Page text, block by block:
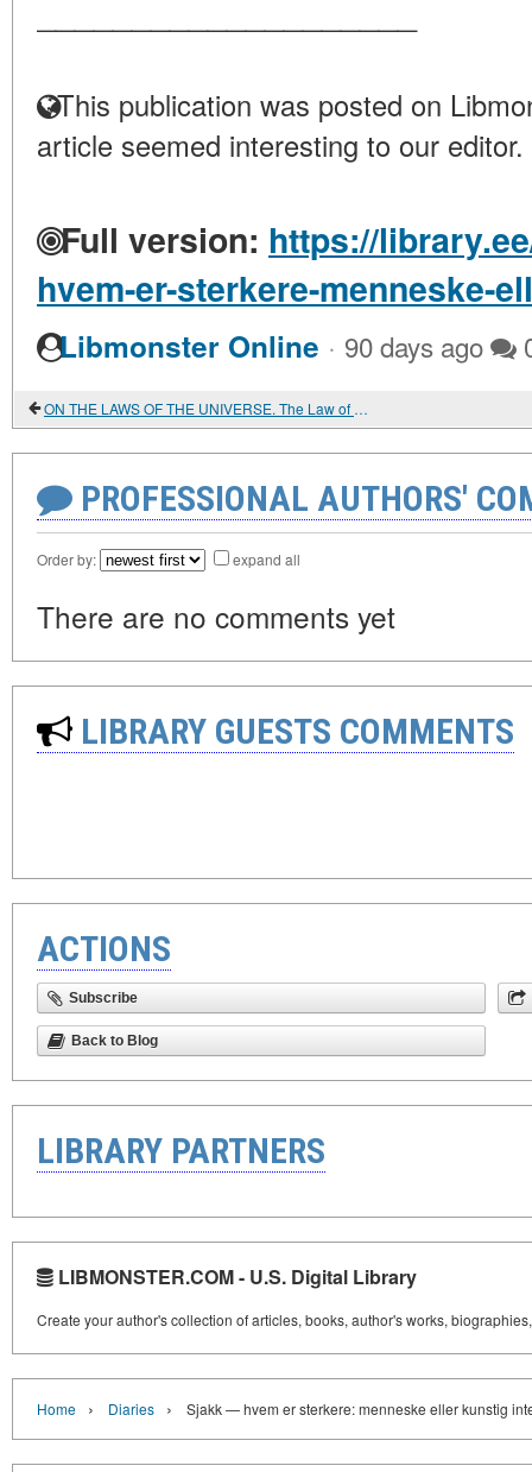
This publication was posted on
article seemed interesting to our editor.
Full version: https://
hvem-er-sterkere-menneske-
Libmonster Online · 90 days ago
ON THE LAWS OF THE UNIVERSE. The Law of Perpetual Imperfection.
PROFESSIONAL AUTHORS'
Order by: expand all
There are no comments yet
LIBRARY GUESTS COMMENTS
ACTIONS
Subscribe
Back to Blog
LIBRARY PARTNERS
LIBMONSTER.COM - U.S. Digital Library
Create your author's collection of articles, books, author's works,
Home › Diaries › Sjakk — hvem er sterkere: menneske eller kunstig